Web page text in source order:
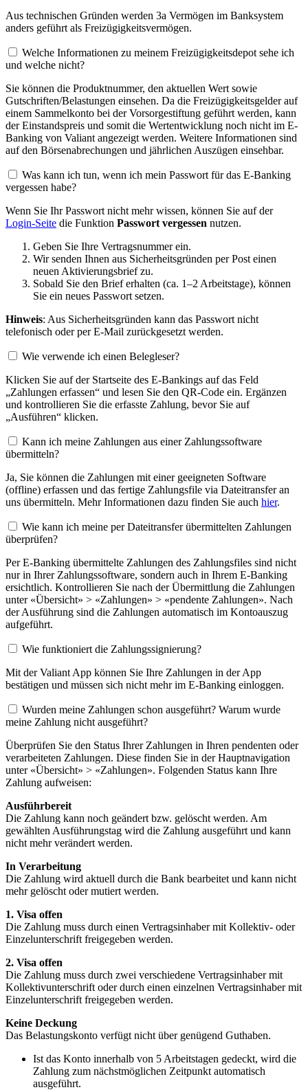
Aus technischen Gründen werden 3a Vermögen im Banksystem
anders geführt als Freizügigkeitsvermögen.
Welche Informationen zu meinem Freizügigkeitsdepot sehe ich
und welche nicht?
Sie können die Produktnummer, den aktuellen Wert sowie
Gutschriften/Belastungen einsehen. Da die Freizügigkeitsgelder auf
einem Sammelkonto bei der Vorsorgestiftung geführt werden, kann
der Einstandspreis und somit die Wertentwicklung noch nicht im E-
Banking von Valiant angezeigt werden. Weitere Informationen sind
auf den Börsenabrechungen und jährlichen Auszügen einsehbar.
Was kann ich tun, wenn ich mein Passwort für das E-Banking
vergessen habe?
Wenn Sie Ihr Passwort nicht mehr wissen, können Sie auf der
Login-Seite die Funktion Passwort vergessen nutzen.
Geben Sie Ihre Vertragsnummer ein.
Wir senden Ihnen aus Sicherheitsgründen per Post einen
neuen Aktivierungsbrief zu.
Sobald Sie den Brief erhalten (ca. 1–2 Arbeitstage), können
Sie ein neues Passwort setzen.
Hinweis: Aus Sicherheitsgründen kann das Passwort nicht
telefonisch oder per E-Mail zurückgesetzt werden.
Wie verwende ich einen Belegleser?
Klicken Sie auf der Startseite des E-Bankings auf das Feld
„Zahlungen erfassen“ und lesen Sie den QR-Code ein. Ergänzen
und kontrollieren Sie die erfasste Zahlung, bevor Sie auf
„Ausführen“ klicken.
Kann ich meine Zahlungen aus einer Zahlungssoftware
übermitteln?
Ja, Sie können die Zahlungen mit einer geeigneten Software
(offline) erfassen und das fertige Zahlungsfile via Dateitransfer an
uns übermitteln. Mehr Informationen dazu finden Sie auch hier.
Wie kann ich meine per Dateitransfer übermittelten Zahlungen
überprüfen?
Per E-Banking übermittelte Zahlungen des Zahlungsfiles sind nicht
nur in Ihrer Zahlungssoftware, sondern auch in Ihrem E-Banking
ersichtlich. Kontrollieren Sie nach der Übermittlung die Zahlungen
unter «Übersicht» > «Zahlungen» > «pendente Zahlungen». Nach
der Ausführung sind die Zahlungen automatisch im Kontoauszug
aufgeführt.
Wie funktioniert die Zahlungssignierung?
Mit der Valiant App können Sie Ihre Zahlungen in der App
bestätigen und müssen sich nicht mehr im E-Banking einloggen.
Wurden meine Zahlungen schon ausgeführt? Warum wurde
meine Zahlung nicht ausgeführt?
Überprüfen Sie den Status Ihrer Zahlungen in Ihren pendenten oder
verarbeiteten Zahlungen. Diese finden Sie in der Hauptnavigation
unter «Übersicht» > «Zahlungen». Folgenden Status kann Ihre
Zahlung aufweisen:
Ausführbereit
Die Zahlung kann noch geändert bzw. gelöscht werden. Am
gewählten Ausführungstag wird die Zahlung ausgeführt und kann
nicht mehr verändert werden.
In Verarbeitung
Die Zahlung wird aktuell durch die Bank bearbeitet und kann nicht
mehr gelöscht oder mutiert werden.
1. Visa offen
Die Zahlung muss durch einen Vertragsinhaber mit Kollektiv- oder
Einzelunterschrift freigegeben werden.
2. Visa offen
Die Zahlung muss durch zwei verschiedene Vertragsinhaber mit
Kollektivunterschrift oder durch einen einzelnen Vertragsinhaber mit
Einzelunterschrift freigegeben werden.
Keine Deckung
Das Belastungskonto verfügt nicht über genügend Guthaben.
Ist das Konto innerhalb von 5 Arbeitstagen gedeckt, wird die
Zahlung zum nächstmöglichen Zeitpunkt automatisch
ausgeführt.